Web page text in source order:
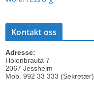
Kontakt oss
Adresse:
Holenbrauta 7
2067 Jessheim
Mob. 992 33 333 (Sekretær)